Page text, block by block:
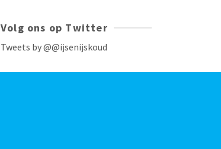
Volg ons op Twitter
Tweets by @@ijsenijskoud